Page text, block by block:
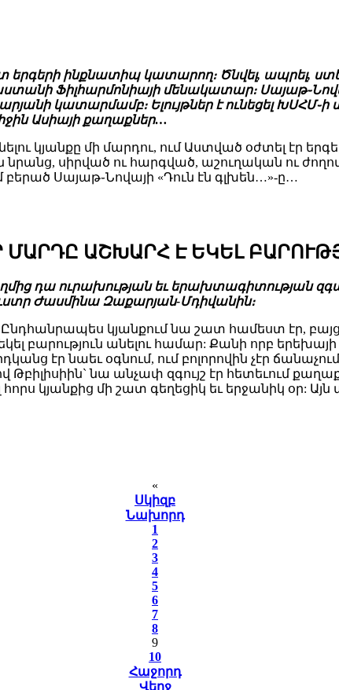
ինքնատիպ կատարող։ Ծնվել, ապրել,
Ֆիլհարմոնիայի մենակատար։
կատարմամբ։ Ելույթներ է ունեցել
Ասիայի քաղաքներ…
կյանքը մի մարդու, ում Աստված օժտել էր
նրանց, սիրված ու հարգված, աշուղական ու
բերած Սայաթ֊Նովայի «Դուն էն գլխեն…»-ը…
ԱՇԽԱՐՀ Է ԵԿԵԼ
դա ուրախության եւ երախտագիտության
Ժասմինա Զաքարյան-Մդիվանին։
կյանքում նա շատ համեստ էր, բայց
բարություն անելու համար: Քանի որբ երեխայի
էր նաեւ օգնում, ում բոլորովին չէր
նա անչափ զգույշ էր հետեւում
կյանքից մի շատ գեղեցիկ եւ երջանիկ օր: Այն
«
Սկիզբ
Նախորդ
1
2
3
4
5
6
7
8
9
10
Հաջորդ
Վերջ